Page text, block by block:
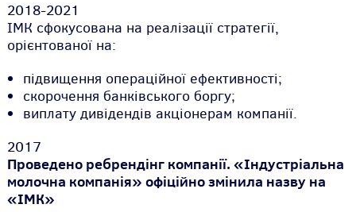
2018-2021
ІМК сфокусована на реалізації стратегії,
орієнтованої на:
підвищення операційної ефективності;
скорочення банківського боргу;
виплату дивідендів акціонерам компанії.
2017
Проведено ребрендінг компанії. «Індустріальна
молочна компанія» офіційно змінила назву на
«ІМК»